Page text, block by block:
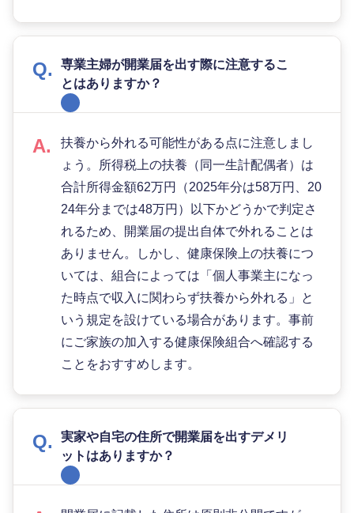
専業主婦が開業届を出す際に注意するこ
とはありますか？
扶養から外れる可能性がある点に注意しまし
ょう。所得税上の扶養（同一生計配偶者）は
合計所得金額62万円（2025年分は58万円、20
24年分までは48万円）以下かどうかで判定さ
れるため、開業届の提出自体で外れることは
ありません。しかし、健康保険上の扶養につ
いては、組合によっては「個人事業主になっ
た時点で収入に関わらず扶養から外れる」と
いう規定を設けている場合があります。事前
にご家族の加入する健康保険組合へ確認する
ことをおすすめします。
実家や自宅の住所で開業届を出すデメリ
ットはありますか？